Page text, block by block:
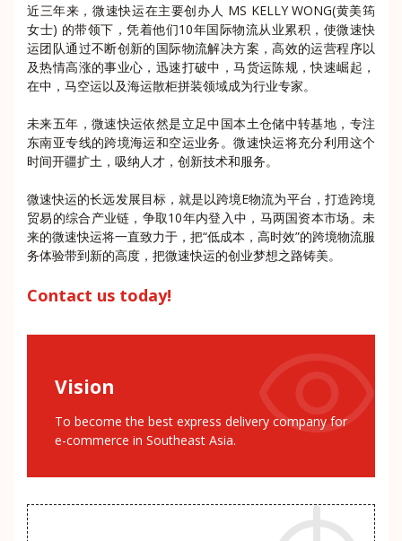
近三年来，微速快运在主要创办人 MS KELLY WONG(黄美筠
女士) 的带领下，凭着他们10年国际物流从业累积，使微速快
运团队通过不断创新的国际物流解决方案，高效的运营程序以
及热情高涨的事业心，迅速打破中，马货运陈规，快速崛起，
在中，马空运以及海运散柜拼装领域成为行业专家。
未来五年，微速快运依然是立足中国本土仓储中转基地，专注
东南亚专线的跨境海运和空运业务。微速快运将充分利用这个
时间开疆扩土，吸纳人才，创新技术和服务。
微速快运的长远发展目标，就是以跨境E物流为平台，打造跨境
贸易的综合产业链，争取10年内登入中，马两国资本市场。未
来的微速快运将一直致力于，把“低成本，高时效”的跨境物流服
务体验带到新的高度，把微速快运的创业梦想之路铸美。
Contact us today!
Vision
To become the best express delivery company for
e-commerce in Southeast Asia.